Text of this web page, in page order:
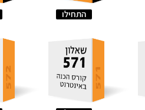
התחילו